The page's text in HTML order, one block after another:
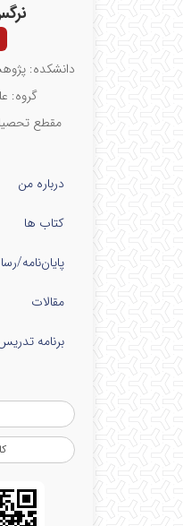
دانشکده:
گروه:
مقطع
درباره من
کتاب ها
پایان‌نامه‌/
مقالات
برنامه